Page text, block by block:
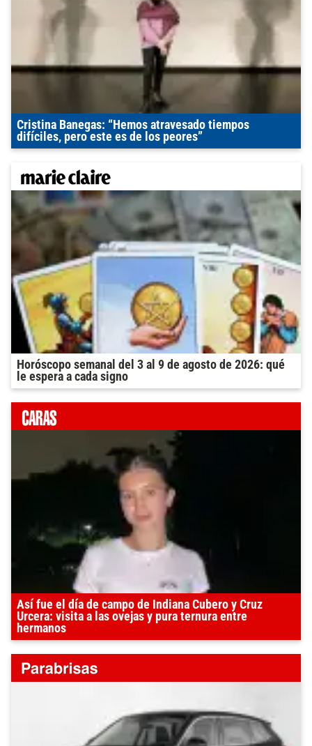
Cristina Banegas: “Hemos atravesado tiempos
difíciles, pero este es de los peores”
Horóscopo semanal del 3 al 9 de agosto de 2026: qué
le espera a cada signo
Así fue el día de campo de Indiana Cubero y Cruz
Urcera: visita a las ovejas y pura ternura entre
hermanos